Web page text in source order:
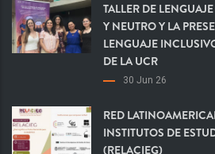
TALLER DE
Y NEUTRO Y LA
LENGUAJE
DE LA UCR
30 Jun 26
RED
INSTITUTOS DE
(RELACIEG)